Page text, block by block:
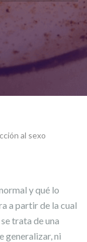
al sexo
y qué lo
a partir de la cual
trata de una
generalizar, ni